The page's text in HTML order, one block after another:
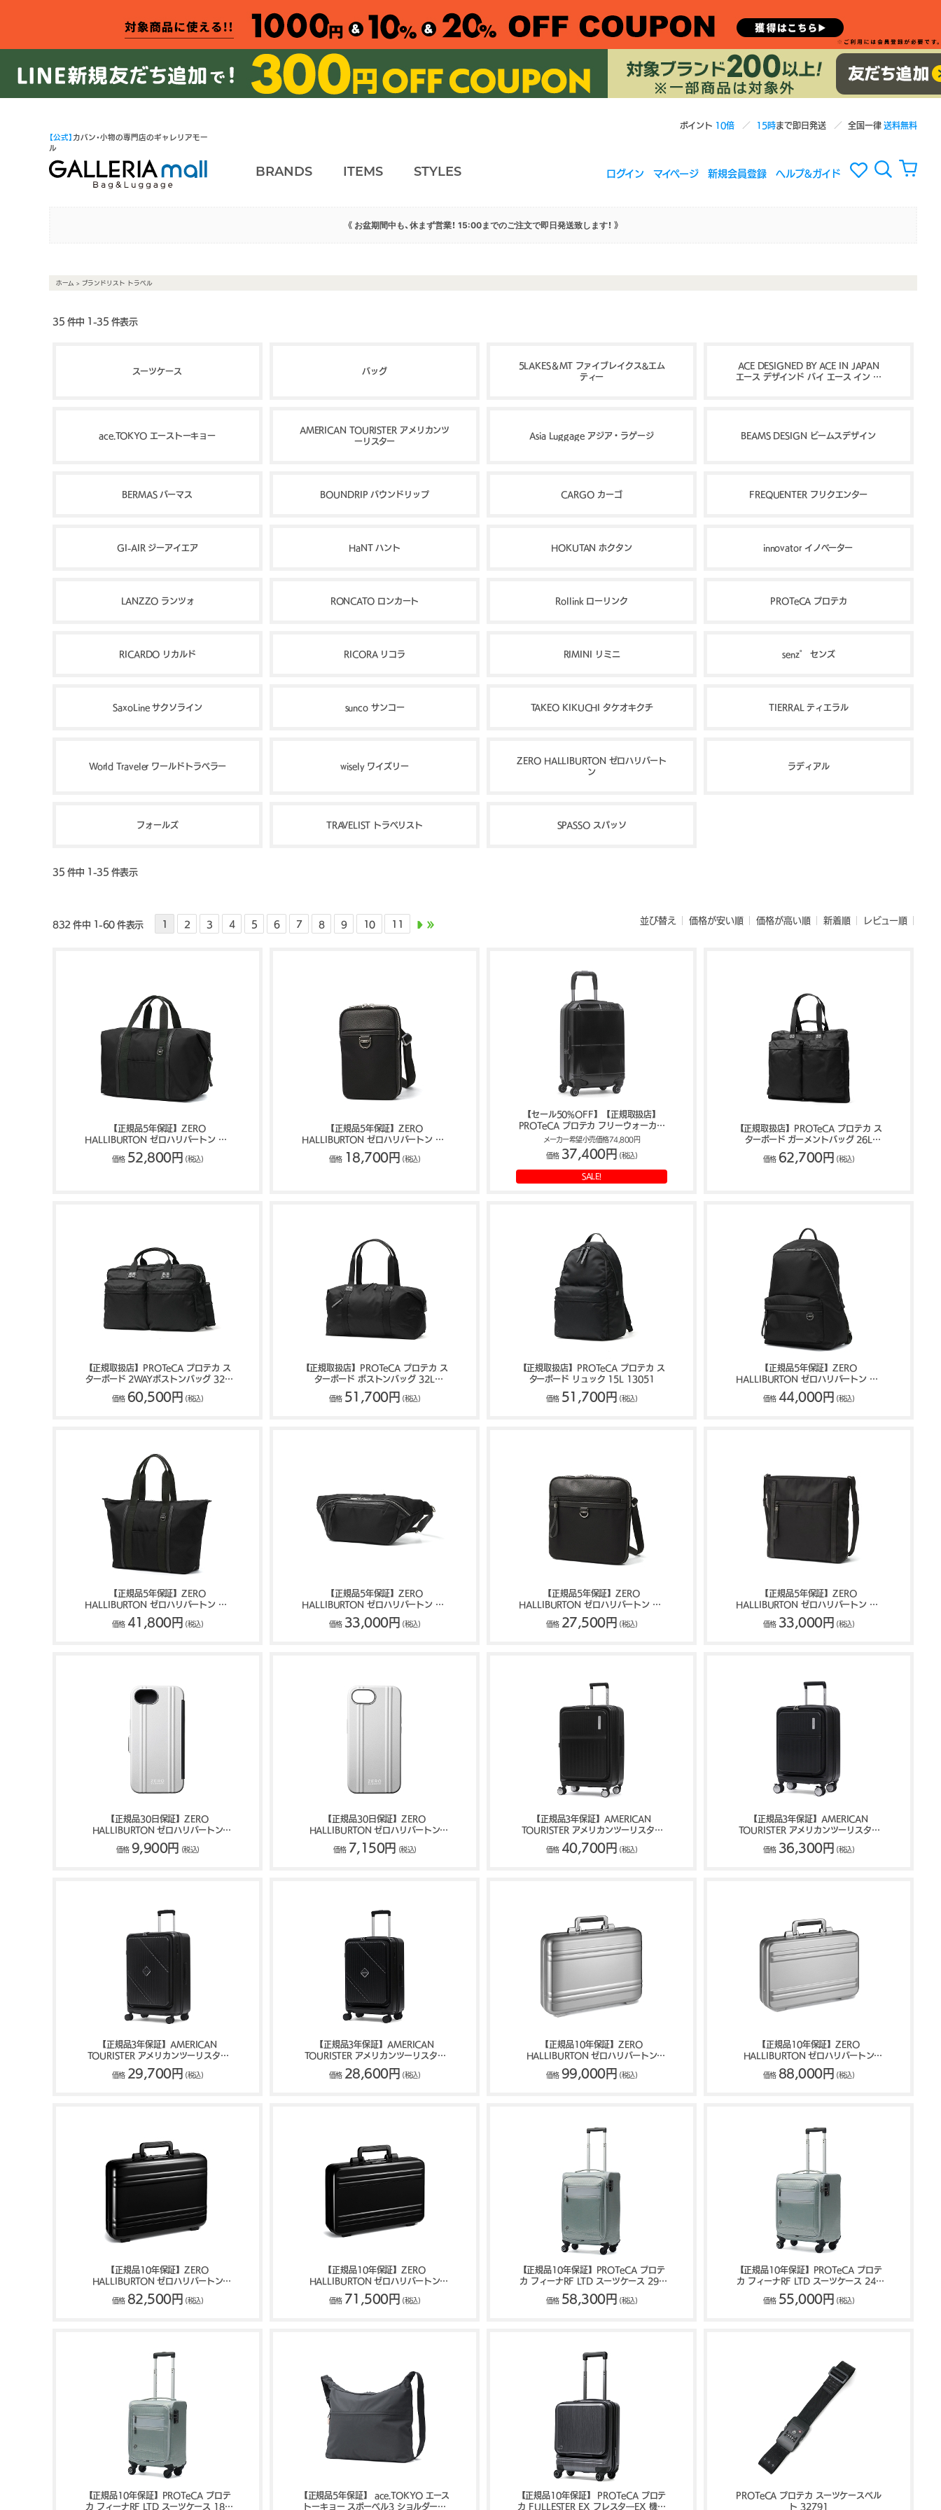
ポイント 10倍 15時まで即日発送 全国一律送料無料
【公式】 カバン・小物の専門店のギャレリアモー
ル
BRANDS ITEMS STYLES ログイン マイページ 新規会員登録 ヘルプ&ガイド
《 お盆期間中も、休まず営業！ 15:00までのご注文で即日発送致します！ 》
ホーム > ブランドリスト トラベル
35 件中 1-35 件表示
スーツケース バッグ
5LAKES＆MT ファイブレイクス&エム
ティー
ACE DESIGNED BY ACE IN JAPAN
エース デザインド バイ エース イン ジ
ace.TOKYO エーストーキョー
AMERICAN TOURISTER アメリカンツ
ーリスター
Asia Luggage アジア・ラゲージ BEAMS DESIGN ビームスデザイン
BERMAS バーマス BOUNDRIP バウンドリップ CARGO カーゴ FREQUENTER フリクエンター
GI-AIR ジーアイエア HaNT ハント HOKUTAN ホクタン innovator イノベーター
LANZZO ランツォ RONCATO ロンカート Rollink ローリンク PROTeCA プロテカ
RICARDO リカルド RICORA リコラ RIMINI リミニ senz° センズ
SaxoLine サクソライン sunco サンコー TAKEO KIKUCHI タケオキクチ TIERRAL ティエラル
World Traveler ワールドトラベラー wisely ワイズリー
ZERO HALLIBURTON ゼロハリバート
ン
ラディアル
フォールズ TRAVELIST トラベリスト SPASSO スパッソ
35 件中 1-35 件表示
並び替え 価格が安い順 価格が高い順 新着順 レビュー順
832 件中 1-60 件表示 2 3 4 5 6 7 8 9 10
【正規品5年保証】ZERO
HALLIBURTON ゼロハリバートン UE
Collection ボストンバッグ 35L
81757
価格 52,800円 (税込)
【正規品5年保証】ZERO
HALLIBURTON ゼロハリバートン UE
Collection Round-Zip Mini Shoulder
ショルダーバッグ 81751
価格 18,700円 (税込)
【セール50%OFF】【正規取扱店】
PROTeCA プロテカ フリーウォーカー
GLd 機内持ち込み対応スーツケース
34L 08541 acecp
メーカー希望小売価格74,800円
価格 37,400円 (税込)
SALE!
【正規取扱店】PROTeCA プロテカ ス
ターボード ガーメントバッグ 26L
13054
価格 62,700円 (税込)
【正規取扱店】PROTeCA プロテカ ス
ターボード 2WAYボストンバッグ 32L
13053
価格 60,500円 (税込)
【正規取扱店】PROTeCA プロテカ ス
ターボード ボストンバッグ 32L
13052
価格 51,700円 (税込)
【正規取扱店】PROTeCA プロテカ ス
ターボード リュック 15L 13051
価格 51,700円 (税込)
【正規品5年保証】ZERO
HALLIBURTON ゼロハリバートン UE
Collection リュック 17L 81756
価格 44,000円 (税込)
【正規品5年保証】ZERO
HALLIBURTON ゼロハリバートン UE
Collection トートバッグ 22L 81755
価格 41,800円 (税込)
【正規品5年保証】ZERO
HALLIBURTON ゼロハリバートン UE
Collection ボディバッグ 6L 81754
価格 33,000円 (税込)
【正規品5年保証】ZERO
HALLIBURTON ゼロハリバートン UE
Collection ショルダーバッグ 81752
価格 27,500円 (税込)
【正規品5年保証】ZERO
HALLIBURTON ゼロハリバートン UE
Collection ショルダーバッグ 6L
81753
価格 33,000円 (税込)
【正規品30日保証】ZERO
HALLIBURTON ゼロハリバートン
Hybrid Shockproof Flip Case for
iPhone 16e/iPhone 17e スマホケース
価格 9,900円 (税込)
【正規品30日保証】ZERO
HALLIBURTON ゼロハリバートン
Hybrid Shockproof Case for iPhone
16e/iPhone 17e スマホケース 81717
価格 7,150円 (税込)
【正規品3年保証】AMERICAN
TOURISTER アメリカンツーリスター
TRANTO トラント スーツケース 74L
86L
価格 40,700円 (税込)
【正規品3年保証】AMERICAN
TOURISTER アメリカンツーリスター
TRANTO トラント 機内持ち込み スー
ツケース 36L 44L
価格 36,300円 (税込)
【正規品3年保証】AMERICAN
TOURISTER アメリカンツーリスター
VELOX ヴェロックス スーツケース
76L 89L
価格 29,700円 (税込)
【正規品3年保証】AMERICAN
TOURISTER アメリカンツーリスター
VELOX ヴェロックス スーツケース
50L 61L
価格 28,600円 (税込)
【正規品10年保証】ZERO
HALLIBURTON ゼロハリバートン
Classic Lightweight ATT アタッシュケ
ース 81662
価格 99,000円 (税込)
【正規品10年保証】ZERO
HALLIBURTON ゼロハリバートン
Classic Lightweight ATT アタッシュケ
ース 81661
価格 88,000円 (税込)
【正規品10年保証】ZERO
HALLIBURTON ゼロハリバートン
Classic Lightweight ATT アタッシュケ
ース 81602
価格 82,500円 (税込)
【正規品10年保証】ZERO
HALLIBURTON ゼロハリバートン
Classic Lightweight ATT アタッシュケ
ース 81601
価格 71,500円 (税込)
【正規品10年保証】PROTeCA プロテ
カ フィーナRF LTD スーツケース 29L
13063
価格 58,300円 (税込)
【正規品10年保証】PROTeCA プロテ
カ フィーナRF LTD スーツケース 24L
13062
価格 55,000円 (税込)
【正規品10年保証】PROTeCA プロテ
カ フィーナRF LTD スーツケース 18L
【正規品5年保証】 ace.TOKYO エース
トーキョー スポーベル3 ショルダーバ
【正規品10年保証】 PROTeCA プロテ
カ FULLESTER EX フレスタ―EX 機内
PROTeCA プロテカ スーツケースベル
ト 32791